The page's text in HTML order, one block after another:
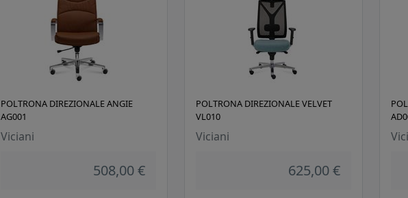
POLTRONA DIREZIONALE ANGIE
AG001
Viciani
508,00 €
POLTRONA DIREZIONALE VELVET
VL010
Viciani
625,00 €